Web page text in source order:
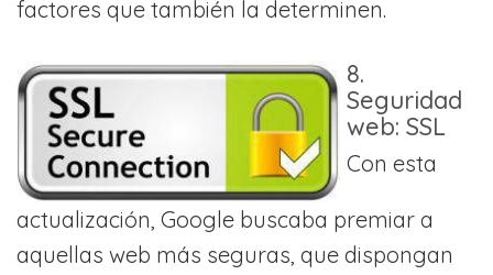
factores que también la determinen.
8.
Seguridad
web: SSL
Con esta
actualización, Google buscaba premiar a
aquellas web más seguras, que dispongan